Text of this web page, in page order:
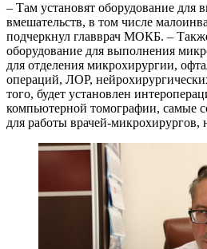
– Там установят оборудование для
вмешательств, в том числе
подчеркнул главврач МОКБ. –
оборудование для выполнения
для отделения микрохирургии,
операций, ЛОР,
того, будет установлен
компьютерной томографии, самые
для работы врачей-микрохирургов,